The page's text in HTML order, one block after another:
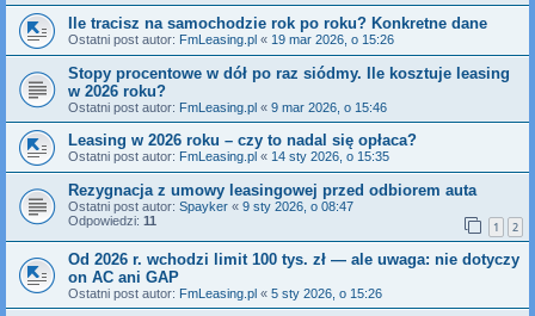
Ile tracisz na samochodzie rok po roku? Konkretne dane
Ostatni post autor: FmLeasing.pl « 19 mar 2026, o 15:26
Stopy procentowe w dół po raz siódmy. Ile kosztuje leasing
w 2026 roku?
Ostatni post autor: FmLeasing.pl « 9 mar 2026, o 15:46
Leasing w 2026 roku – czy to nadal się opłaca?
Ostatni post autor: FmLeasing.pl « 14 sty 2026, o 15:35
Rezygnacja z umowy leasingowej przed odbiorem auta
Ostatni post autor: Spayker « 9 sty 2026, o 08:47
Odpowiedzi: 11 1 2
Od 2026 r. wchodzi limit 100 tys. zł — ale uwaga: nie dotyczy
on AC ani GAP
Ostatni post autor: FmLeasing.pl « 5 sty 2026, o 15:26